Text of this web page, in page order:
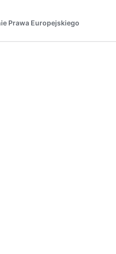
Prawa Europejskiego